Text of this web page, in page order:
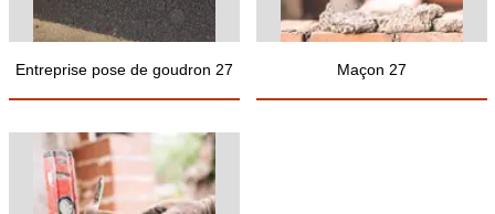
Entreprise pose de goudron 27 Maçon 27